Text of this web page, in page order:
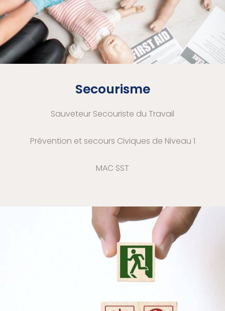
Secourisme
Sauveteur Secouriste du Travail
Prévention et secours Civiques de Niveau 1
MAC SST